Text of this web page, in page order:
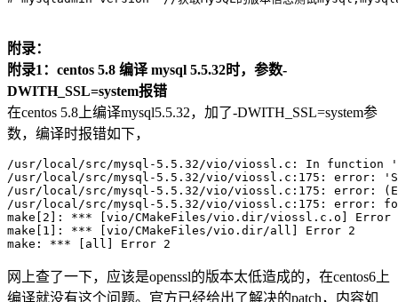
附录：
附录1：centos 5.8 编译 mysql 5.5.32时，参数-
DWITH_SSL=system报错
在centos 5.8上编译mysql5.5.32，加了-DWITH_SSL=system参
数，编译时报错如下，
/usr/local/src/mysql-5.5.32/vio/viossl.c: In function
/usr/local/src/mysql-5.5.32/vio/viossl.c:175: error:
/usr/local/src/mysql-5.5.32/vio/viossl.c:175: error:
/usr/local/src/mysql-5.5.32/vio/viossl.c:175: error:
make[2]: *** [vio/CMakeFiles/vio.dir/viossl.c.o] Error
make[1]: *** [vio/CMakeFiles/vio.dir/all] Error 2
网上查了一下，应该是openssl的版本太低造成的，在centos6上
编译就没有这个问题。官方已经给出了解决的patch，内容如